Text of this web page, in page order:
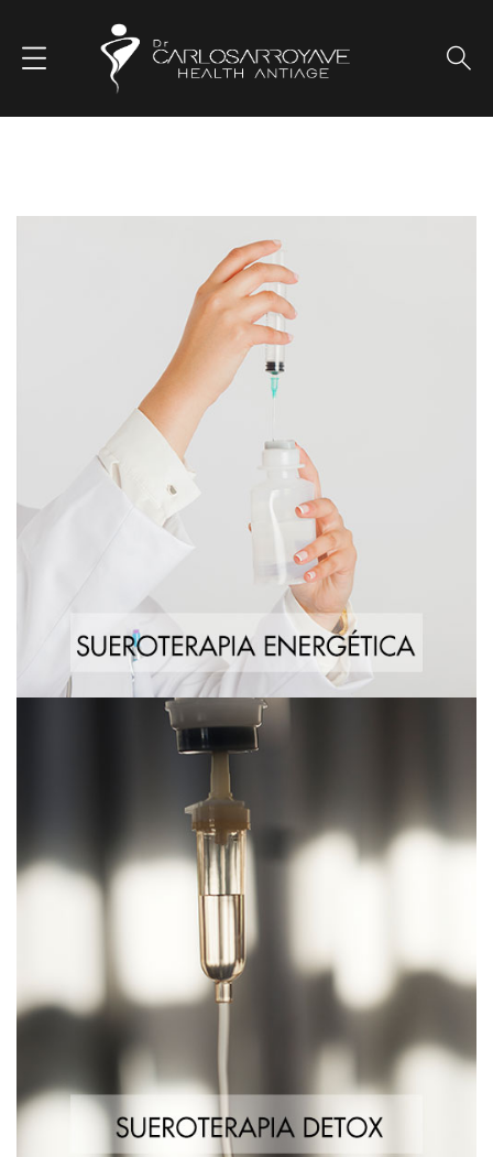
Sueroterapia Energética
Sueroterapia Detox